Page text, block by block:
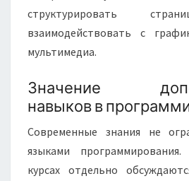
структурировать
взаимодействовать с
мультимедиа.
Значение
навыков в
Современные знания не
языками
курсах отдельно